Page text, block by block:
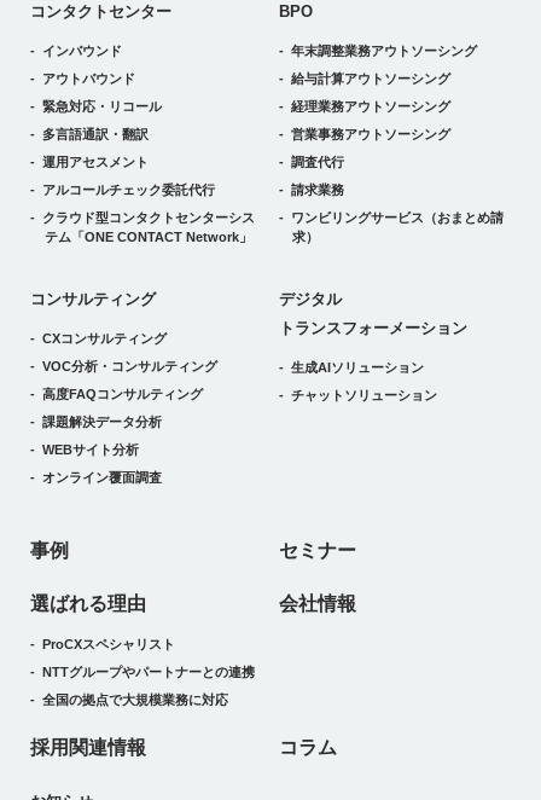
コンタクトセンター
インバウンド
アウトバウンド
緊急対応・リコール
多言語通訳・翻訳
運用アセスメント
アルコールチェック委託代行
クラウド型コンタクトセンターシス
テム 「ONE CONTACT Network」
BPO
年末調整業務アウトソーシング
給与計算アウトソーシング
経理業務アウトソーシング
営業事務アウトソーシング
調査代行
請求業務
ワンビリングサービス （おまとめ請
求）
コンサルティング
CXコンサルティング
VOC分析・コンサルティング
高度FAQコンサルティング
課題解決データ分析
WEBサイト分析
オンライン覆面調査
デジタルトランスフォーメーション
デジタル
トランスフォーメーション
生成AIソリューション
チャットソリューション
事例 セミナー
選ばれる理由
ProCXスペシャリスト
NTTグループやパートナーとの連携
全国の拠点で大規模業務に対応
会社情報
採用関連情報 コラム